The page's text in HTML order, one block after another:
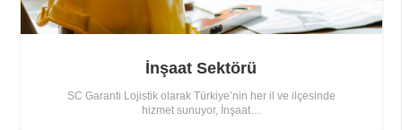
İnşaat Sektörü
SC Garanti Lojistik olarak Türkiye’nin her il ve ilçesinde
hizmet sunuyor, İnşaat…